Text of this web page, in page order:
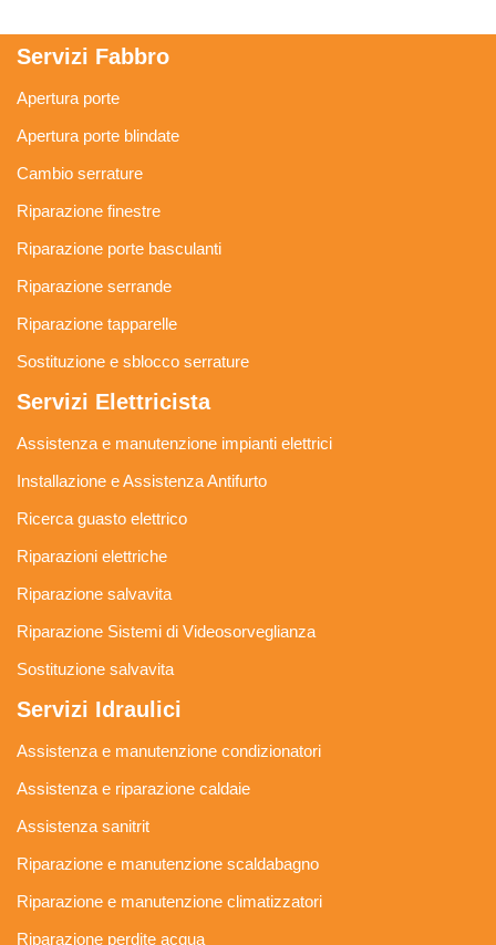
Servizi Fabbro
Apertura porte
Apertura porte blindate
Cambio serrature
Riparazione finestre
Riparazione porte basculanti
Riparazione serrande
Riparazione tapparelle
Sostituzione e sblocco serrature
Servizi Elettricista
Assistenza e manutenzione impianti elettrici
Installazione e Assistenza Antifurto
Ricerca guasto elettrico
Riparazioni elettriche
Riparazione salvavita
Riparazione Sistemi di Videosorveglianza
Sostituzione salvavita
Servizi Idraulici
Assistenza e manutenzione condizionatori
Assistenza e riparazione caldaie
Assistenza sanitrit
Riparazione e manutenzione scaldabagno
Riparazione e manutenzione climatizzatori
Riparazione perdite acqua